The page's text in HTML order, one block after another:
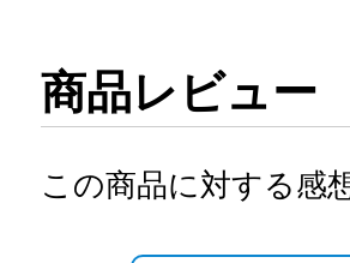
商品レビュー
この商品に対する感